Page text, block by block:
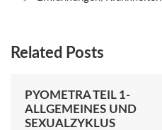
Related Posts
PYOMETRA TEIL 1-
ALLGEMEINES UND
SEXUALZYKLUS